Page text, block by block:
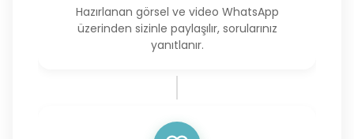
Hazırlanan görsel ve video WhatsApp
üzerinden sizinle paylaşılır, sorularınız
yanıtlanır.